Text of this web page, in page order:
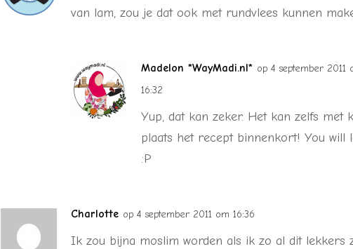
van lam, zou je dat ook met rundvlees kunnen
Madelon *WayMadi.nl* op 4 september 2011
16:32
Yup, dat kan zeker. Het kan zelfs met
plaats het recept binnenkort! You will
:P
Charlotte op 4 september 2011 om 16:36
Ik zou bijna moslim worden als ik zo al dit lekkers